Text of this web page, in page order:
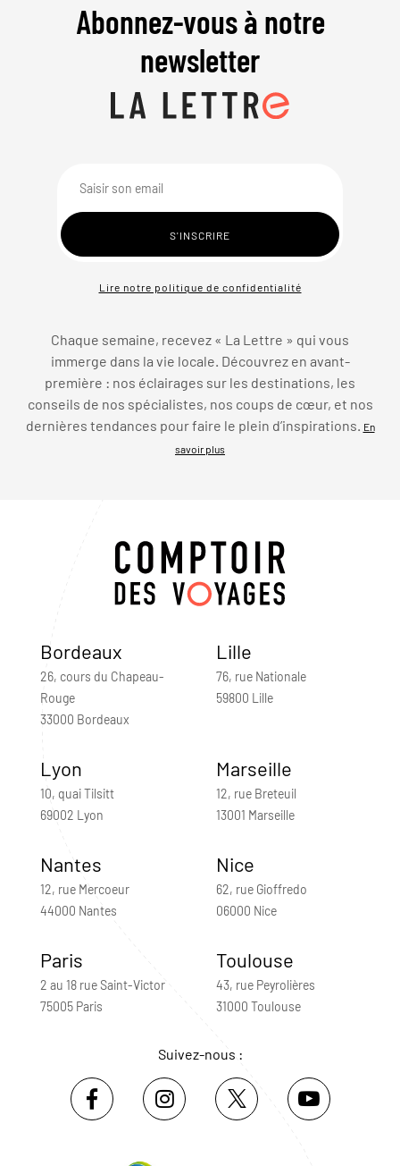
Abonnez-vous à notre
newsletter
Lire notre politique de confidentialité
Chaque semaine, recevez « La Lettre » qui vous
immerge dans la vie locale. Découvrez en avant-
première : nos éclairages sur les destinations, les
conseils de nos spécialistes, nos coups de cœur, et nos
dernières tendances pour faire le plein d’inspirations.
En
savoir plus
Bordeaux
26, cours du Chapeau-
Rouge
33000 Bordeaux
Lille
76, rue Nationale
59800 Lille
Lyon
10, quai Tilsitt
69002 Lyon
Marseille
12, rue Breteuil
13001 Marseille
Nantes
12, rue Mercoeur
44000 Nantes
Nice
62, rue Gioffredo
06000 Nice
Paris
2 au 18 rue Saint-Victor
75005 Paris
Toulouse
43, rue Peyrolières
31000 Toulouse
Suivez-nous :